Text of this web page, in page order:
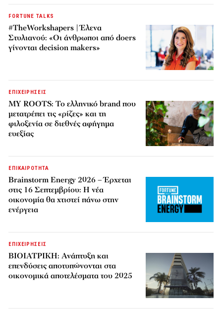
FORTUNE TALKS
#TheWorkshapers | Έλενα
Στυλιανού: «Οι άνθρωποι από doers
γίνονται decision makers»
ΕΠΙΧΕΙΡΗΣΕΙΣ
MY ROOTS: Το ελληνικό brand που
μετατρέπει τις «ρίζες» και τη
φιλοξενία σε διεθνές αφήγημα
ευεξίας
ΕΠΙΚΑΙΡΟΤΗΤΑ
Brainstorm Energy 2026 – Έρχεται
στις 16 Σεπτεμβρίου: Η νέα
οικονομία θα χτιστεί πάνω στην
ενέργεια
ΕΠΙΧΕΙΡΗΣΕΙΣ
ΒΙΟΙΑΤΡΙΚΗ: Ανάπτυξη και
επενδύσεις αποτυπώνονται στα
οικονομικά αποτελέσματα του 2025